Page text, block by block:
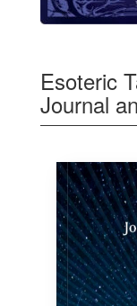
Esoteric
Journal